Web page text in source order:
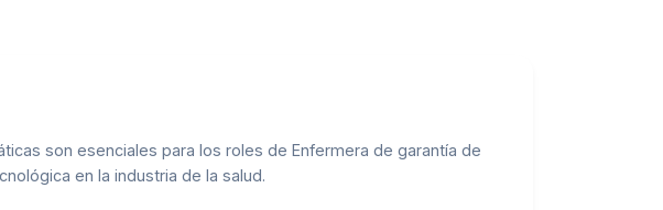
son esenciales para los roles de Enfermera de garantía de
en la industria de la salud.